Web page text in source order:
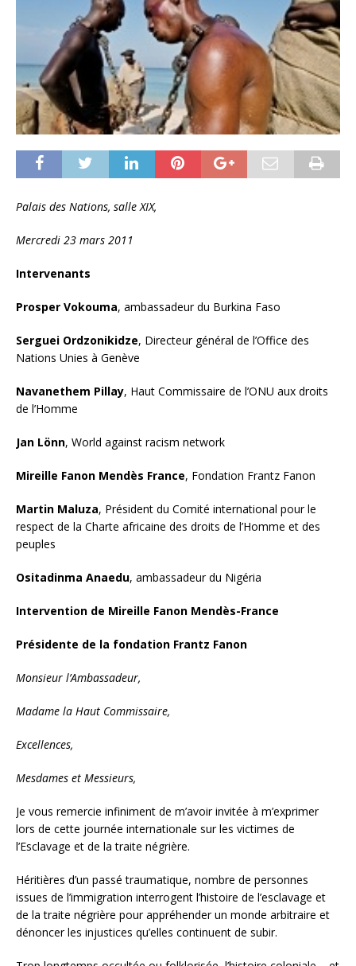
Palais des Nations, salle XIX,
Mercredi 23 mars 2011
Intervenants
Prosper Vokouma, ambassadeur du Burkina Faso
Serguei Ordzonikidze, Directeur général de l’Office des
Nations Unies à Genève
Navanethem Pillay, Haut Commissaire de l’ONU aux droits
de l’Homme
Jan Lönn, World against racism network
Mireille Fanon Mendès France, Fondation Frantz Fanon
Martin Maluza, Président du Comité international pour le
respect de la Charte africaine des droits de l’Homme et des
peuples
Ositadinma Anaedu, ambassadeur du Nigéria
Intervention de Mireille Fanon Mendès-France
Présidente de la fondation Frantz Fanon
Monsieur l’Ambassadeur,
Madame la Haut Commissaire,
Excellences,
Mesdames et Messieurs,
Je vous remercie infiniment de m’avoir invitée à m’exprimer
lors de cette journée internationale sur les victimes de
l’Esclavage et de la traite négrière.
Héritières d’un passé traumatique, nombre de personnes
issues de l’immigration interrogent l’histoire de l’esclavage et
de la traite négrière pour appréhender un monde arbitraire et
dénoncer les injustices qu’elles continuent de subir.